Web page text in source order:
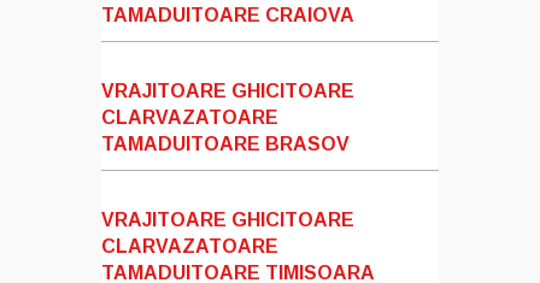
TAMADUITOARE CRAIOVA
VRAJITOARE GHICITOARE
CLARVAZATOARE
TAMADUITOARE BRASOV
VRAJITOARE GHICITOARE
CLARVAZATOARE
TAMADUITOARE TIMISOARA